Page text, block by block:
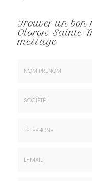
Trouver un
Oloron-Sainte-
message